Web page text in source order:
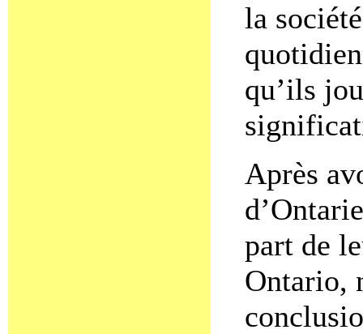
la
qu’ils
Après
part de
Ontario,